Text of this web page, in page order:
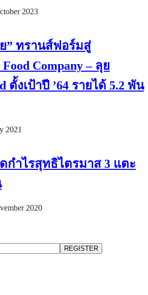
2023
” ทรานส์ฟอร์มสู่
Company – ลุย
ตั้งเป้าปี ’64 รายได้ 5.2 พัน
2021
ดกำไรสุทธิไตรมาส 3 แตะ
2020